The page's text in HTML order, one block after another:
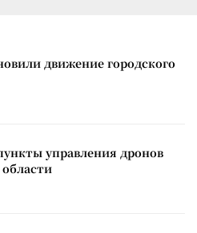
движение городского
управления дронов